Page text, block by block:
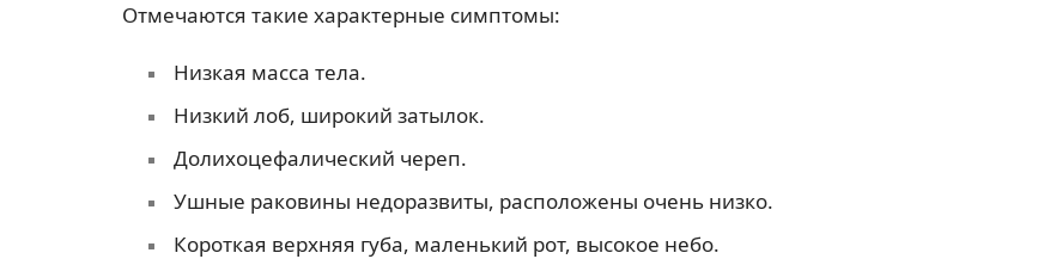
Отмечаются такие характерные симптомы:
Низкая масса тела.
Низкий лоб, широкий затылок.
Долихоцефалический череп.
Ушные раковины недоразвиты, расположены очень низко.
Короткая верхняя губа, маленький рот, высокое небо.